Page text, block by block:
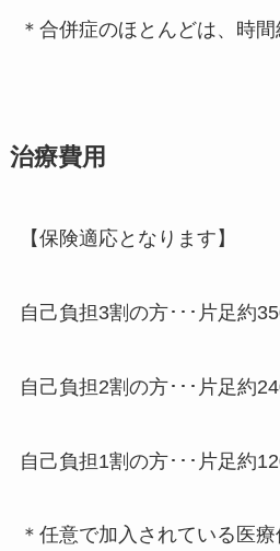
＊合併症のほとんどは、時間
治療費用
【保険適応となります】
自己負担3割の方･･･片足約
自己負担2割の方･･･片足約
自己負担1割の方･･･片足約
＊任意で加入されている医